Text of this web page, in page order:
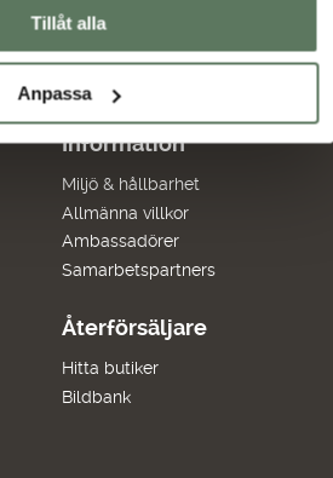
Tillåt alla
Anpassa
Information
Miljö & hållbarhet
Allmänna villkor
Ambassadörer
Samarbetspartners
Återförsäljare
Hitta butiker
Bildbank
Tuxer villkor